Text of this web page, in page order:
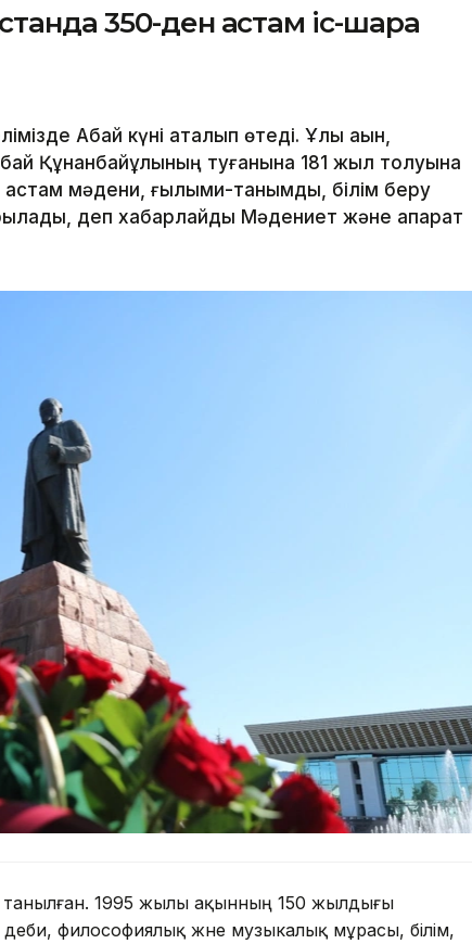
350-ден астам іс-шара
Абай күні аталып өтеді. Ұлы ақын,
Құнанбайұлының туғанына 181 жыл толуына
мәдени, ғылыми-танымдық, білім беру
деп хабарлайды Мәдениет және ақпарат
танылған. 1995 жылы ақынның 150 жылдығы
философиялық және музыкалық мұрасы, білім,